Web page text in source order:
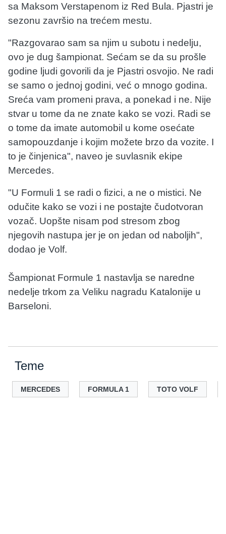
sa Maksom Verstapenom iz Red Bula. Pjastri je
sezonu završio na trećem mestu.
"Razgovarao sam sa njim u subotu i nedelju,
ovo je dug šampionat. Sećam se da su prošle
godine ljudi govorili da je Pjastri osvojio. Ne radi
se samo o jednoj godini, već o mnogo godina.
Sreća vam promeni prava, a ponekad i ne. Nije
stvar u tome da ne znate kako se vozi. Radi se
o tome da imate automobil u kome osećate
samopouzdanje i kojim možete brzo da vozite. I
to je činjenica", naveo je suvlasnik ekipe
Mercedes.
"U Formuli 1 se radi o fizici, a ne o mistici. Ne
odučite kako se vozi i ne postajte čudotvoran
vozač. Uopšte nisam pod stresom zbog
njegovih nastupa jer je on jedan od naboljih",
dodao je Volf.
Šampionat Formule 1 nastavlja se naredne
nedelje trkom za Veliku nagradu Katalonije u
Barseloni.
Teme
MERCEDES FORMULA 1 TOTO VOLF